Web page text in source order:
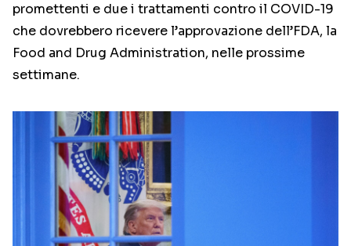
promettenti e due i trattamenti contro il COVID-19
che dovrebbero ricevere l’approvazione dell’FDA, la
Food and Drug Administration, nelle prossime
settimane.